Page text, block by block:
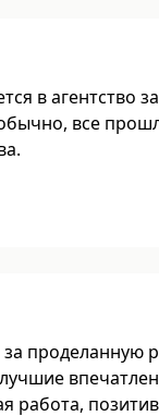
в агентство
все
проделанную
работа,